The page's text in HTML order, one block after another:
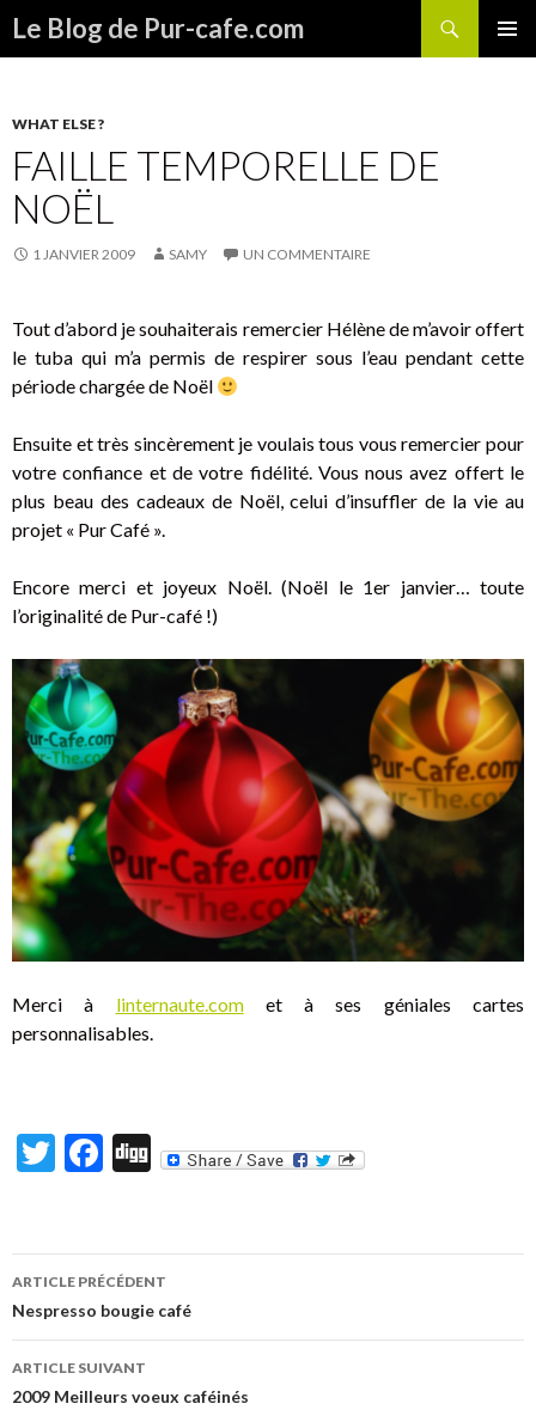
Le Blog de Pur-cafe.com
Recherche
WHAT ELSE ?
FAILLE TEMPORELLE DE
NOËL
1 JANVIER 2009 SAMY UN COMMENTAIRE
Tout d’abord je souhaiterais remercier Hélène de m’avoir offert
le tuba qui m’a permis de respirer sous l’eau pendant cette
période chargée de Noël
Ensuite et très sincèrement je voulais tous vous remercier pour
votre confiance et de votre fidélité. Vous nous avez offert le
plus beau des cadeaux de Noël, celui d’insuffler de la vie au
projet « Pur Café ».
Encore merci et joyeux Noël. (Noël le 1er janvier… toute
l’originalité de Pur-café !)
Merci à linternaute.comet à ses géniales cartes
personnalisables.
T
er
F
b
o
o
k
Di
Navigation
des
articles
ARTICLE PRÉCÉDENT
Nespresso bougie café
ARTICLE SUIVANT
2009 Meilleurs voeux caféinés